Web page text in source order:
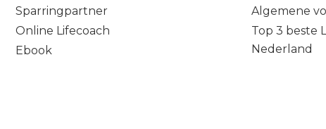
Sparringpartner
Online Lifecoach
Ebook
Algemene
Top 3 beste
Nederland